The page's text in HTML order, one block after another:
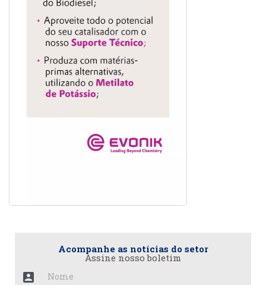
Acompanhe as notícias do setor
Assine nosso boletim
account_box